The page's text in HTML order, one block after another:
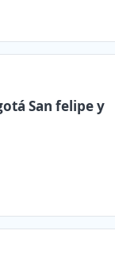
San felipe y